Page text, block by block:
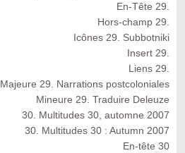
En-Tête 29.
Hors-champ 29.
Icônes 29. Subbotniki
Insert 29.
Liens 29.
Majeure 29. Narrations postcoloniales
Mineure 29. Traduire Deleuze
30. Multitudes 30, automne 2007
30. Multitudes 30 : Autumn 2007
En-tête 30